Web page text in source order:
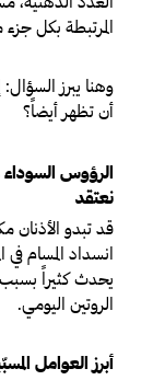
المرتبطة بكل
وهنا يبرز
أن تظهر أيضاً؟
الرؤوس
نعتقد
قد تبدو الأذنان
انسداد المسام
يحدث كثيراً بسبب
الروتين اليومي.
أبرز العوامل